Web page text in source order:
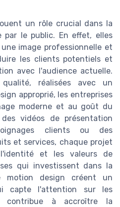
un rôle crucial dans la
par le public. En effet, elles
image professionnelle et
les clients potentiels et
avec l'audience actuelle.
réalisées avec un
approprié, les entreprises
moderne et au goût du
vidéos de présentation
clients ou des
et services, chaque projet
et les valeurs de
qui investissent dans la
motion design créent un
capte l'attention sur les
contribue à accroître la